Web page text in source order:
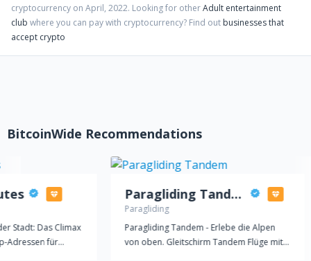
cryptocurrency on April, 2022. Looking for otherAdult entertainment
club where you can pay with cryptocurrency? Find out businesses that
accept crypto
BitcoinWide Recommendations
Stadt: Das Climax
Adressen für
Paragliding Tandem
Paragliding
Paragliding Tandem - Erlebe die Alpen
von oben. Gleitschirm Tandem Flüge mit